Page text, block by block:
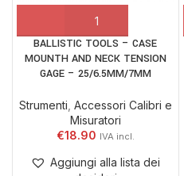
BALLISTIC TOOLS – CASE
MOUNTH AND NECK TENSION
GAGE – 25/6.5MM/7MM
Strumenti Accessori Calibri e
Misuratori
€18.90
Aggiungi alla lista dei